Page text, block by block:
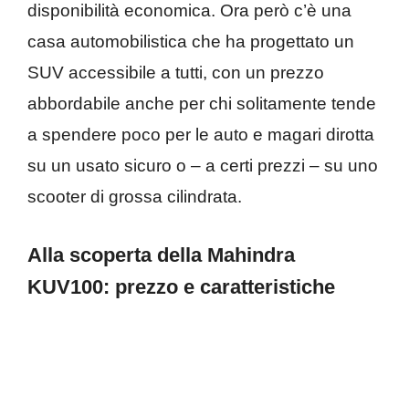
disponibilità economica. Ora però c’è una
casa automobilistica che ha progettato un
SUV accessibile a tutti, con un prezzo
abbordabile anche per chi solitamente tende
a spendere poco per le auto e magari dirotta
su un usato sicuro o – a certi prezzi – su uno
scooter di grossa cilindrata.
Alla scoperta della Mahindra
KUV100: prezzo e caratteristiche